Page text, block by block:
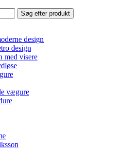
Søg efter produkt
design
design
med visere
vægure